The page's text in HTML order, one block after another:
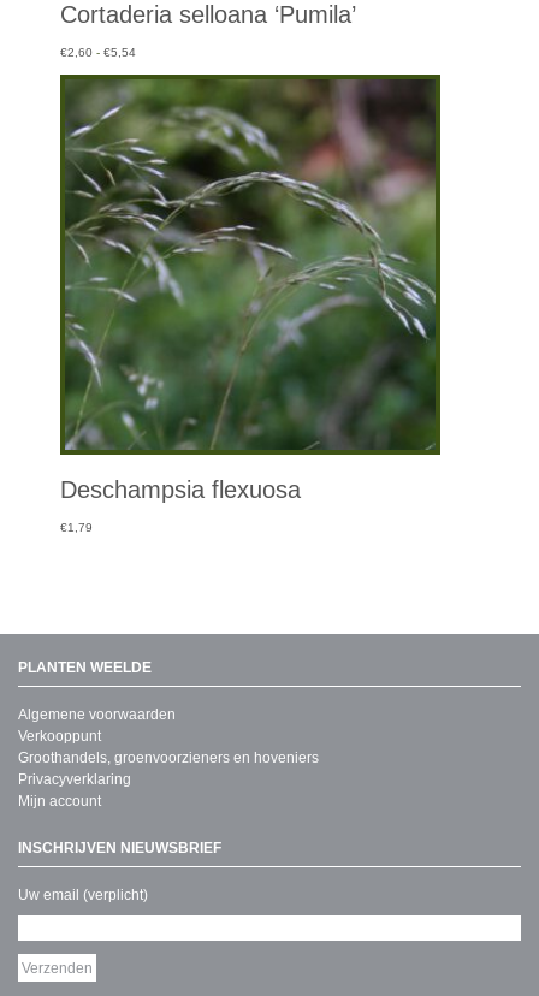
Cortaderia selloana ‘Pumila’
€2,60 - €5,54
Deschampsia flexuosa
€1,79
PLANTEN WEELDE
Algemene voorwaarden
Verkooppunt
Groothandels, groenvoorzieners en hoveniers
Privacyverklaring
Mijn account
INSCHRIJVEN NIEUWSBRIEF
Uw email (verplicht)